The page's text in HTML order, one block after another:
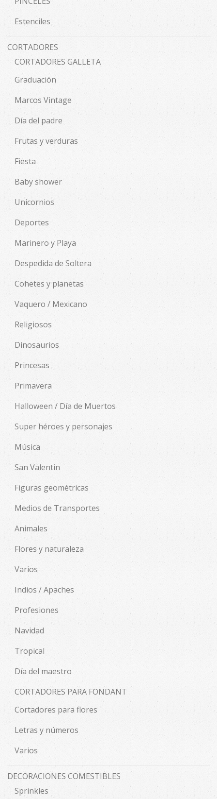
Estenciles
CORTADORES
CORTADORES GALLETA
Graduación
Marcos Vintage
Día del padre
Frutas y verduras
Fiesta
Baby shower
Unicornios
Deportes
Marinero y Playa
Despedida de Soltera
Cohetes y planetas
Vaquero / Mexicano
Religiosos
Dinosaurios
Princesas
Primavera
Halloween / Día de Muertos
Super héroes y personajes
Música
San Valentin
Figuras geométricas
Medios de Transportes
Animales
Flores y naturaleza
Varios
Indios / Apaches
Profesiones
Navidad
Tropical
Día del maestro
CORTADORES PARA FONDANT
Cortadores para flores
Letras y números
Varios
DECORACIONES COMESTIBLES
Sprinkles